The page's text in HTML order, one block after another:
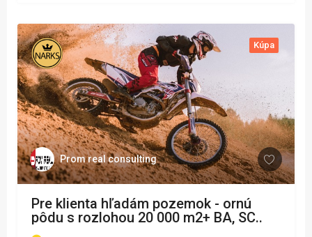
Kúpa
Prom real consulting
Pre klienta hľadám pozemok - ornú
pôdu s rozlohou 20 000 m2+ BA, SC..